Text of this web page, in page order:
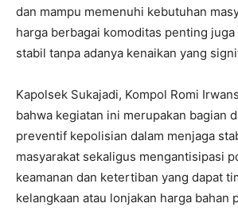
dan mampu memenuhi kebutuhan
harga berbagai komoditas penting
stabil tanpa adanya kenaikan yang
Kapolsek Sukajadi, Kompol Romi
bahwa kegiatan ini merupakan bagian
preventif kepolisian dalam menjaga
masyarakat sekaligus mengantisipasi
keamanan dan ketertiban yang dapat
kelangkaan atau lonjakan harga bahan